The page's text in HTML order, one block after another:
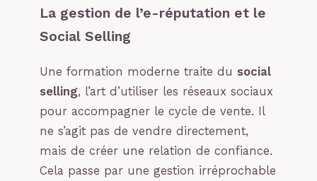
La gestion de l’e-réputation et le
Social Selling
Une formation moderne traite du social
selling, l’art d’utiliser les réseaux sociaux
pour accompagner le cycle de vente. Il
ne s’agit pas de vendre directement,
mais de créer une relation de confiance.
Cela passe par une gestion irréprochable